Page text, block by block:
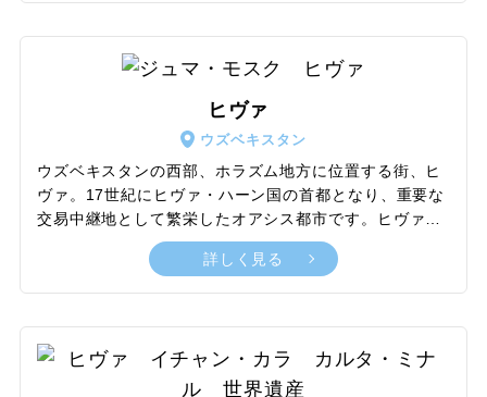
線に並んでいます。濃淡さまざまな青のタイル装飾の美
しさに、多くの観光客が魅了されます。巡礼者が訪れる
神聖な場所でもあるため、敬意を払い適切な服装で訪れ
ヒヴァ
ウズベキスタン
ウズベキスタンの西部、ホラズム地方に位置する街、ヒ
ヴァ。17世紀にヒヴァ・ハーン国の首都となり、重要な
交易中継地として繁栄したオアシス都市です。ヒヴァの
内城イチャン・カラは、1990年にウズベキスタンで初め
て世界遺産に登録されました。この旧市街には20のモス
ク、20のメドレセ、6基のミナレットがあるなど、歴史
徴的なジュマ・モスクは必見です。実際に街を歩けば、
まるで中世のような雰囲気を味わえ、シルクロードの歴
詳しく見る